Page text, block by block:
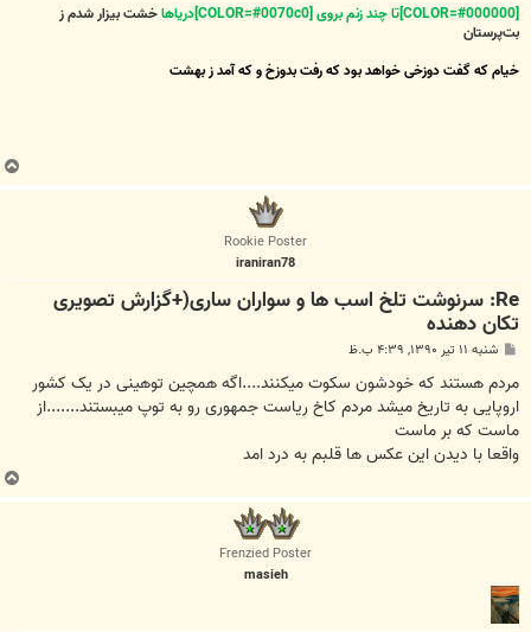
خشت بیزار شدم ز
بت‌پرستان
خیام که گفت دوزخی خواهد بود که رفت بدوزخ و که آمد ز بهشت
ب
ا
Rookie Poster
iraniran78
Re: سرنوشت تلخ اسب ها و سواران ساری(+گزارش تصویری
تکان دهنده
پ
ت
شنبه ۱۱ تیر ۱۳۹۰, ۴:۳۹ ب.ظ
مردم هستند که خودشون سکوت میکنند....اگه همچین توهینی در یک کشور
اروپایی به تاریخ میشد مردم کاخ ریاست جمهوری رو به توپ میبستند.......از
ماست که بر ماست
واقعا با دیدن این عکس ها قلبم به درد امد
ب
ا
Frenzied Poster
masieh